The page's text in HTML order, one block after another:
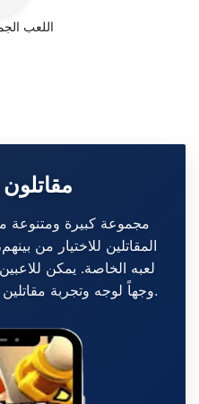
اللعب
المقاتلين للاختيار من
لعبه الخاصة. يمكن
وجهاً لوجه وتجربة مقاتلين جدد في أنماط اللعب الودية.